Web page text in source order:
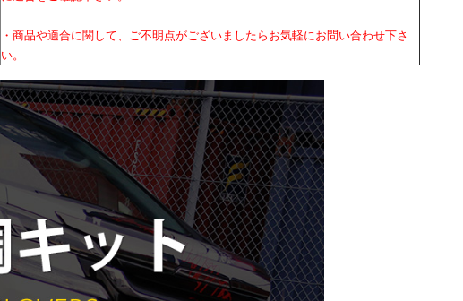
・商品や適合に関して、ご不明点がございましたらお気軽にお問い合わせ下さ
い。